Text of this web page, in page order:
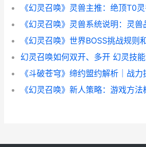
幻灵召唤如何双开、多开 幻灵技能